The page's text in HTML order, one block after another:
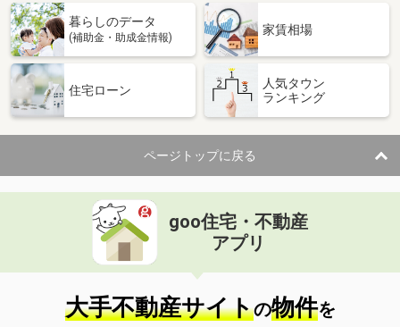
暮らしのデータ
(補助金・助成金情報)
家賃相場
住宅ローン
人気タウン
ランキング
ページトップに戻る
goo住宅・不動産
アプリ
大手不動産サイトの物件を